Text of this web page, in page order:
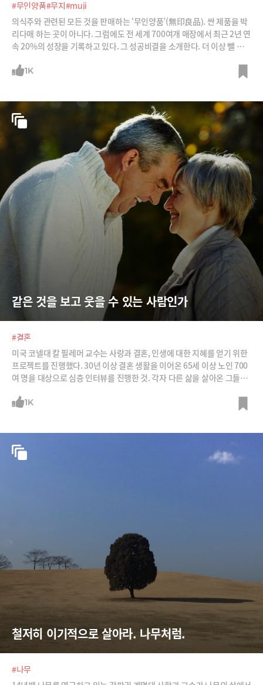
#무인양품#무지#muji
의식주와 관련된 모든 것을 판매하는 ‘무인양품’(無印良品). 싼 제품을 박
리다매 하는 곳이 아니다. 그럼에도 전 세계 700여개 매장에서 최근 2년 연
속 20%의 성장을 기록하고 있다. 그 성공비결을 소개한다. 더 이상 뺄 것
의 미학이다. /사진=무인양품 홈페이지
1K
같은 것을 보고 웃을 수 있는 사람인가
#결혼
미국 코넬대 칼 필레머 교수는 사랑과 결혼, 인생에 대한 지혜를 얻기 위한
프로젝트를 진행했다. 30년 이상 결혼 생활을 이어온 65세 이상 노인 700
여 명을 대상으로 심층 인터뷰를 진행한 것. 각자 다른 삶을 살아온 그들이
C, 출판사 토네이도 공식 홈페이지, 이미지비트, Pixabay, Flickr
1K
철저히 이기적으로 살아라. 나무처럼.
#나무